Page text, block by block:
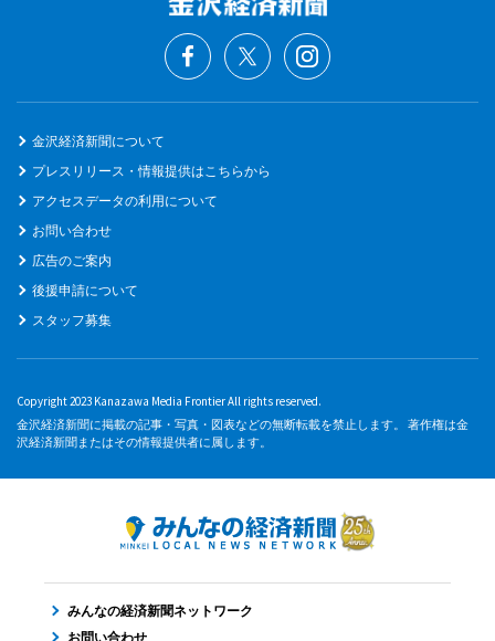
金沢経済新聞について
プレスリリース・情報提供はこちらから
アクセスデータの利用について
お問い合わせ
広告のご案内
後援申請について
スタッフ募集
Copyright 2023 Kanazawa Media Frontier All rights reserved.
金沢経済新聞に掲載の記事・写真・図表などの無断転載を禁止します。 著作権は金
沢経済新聞またはその情報提供者に属します。
みんなの経済新聞ネットワーク
お問い合わせ